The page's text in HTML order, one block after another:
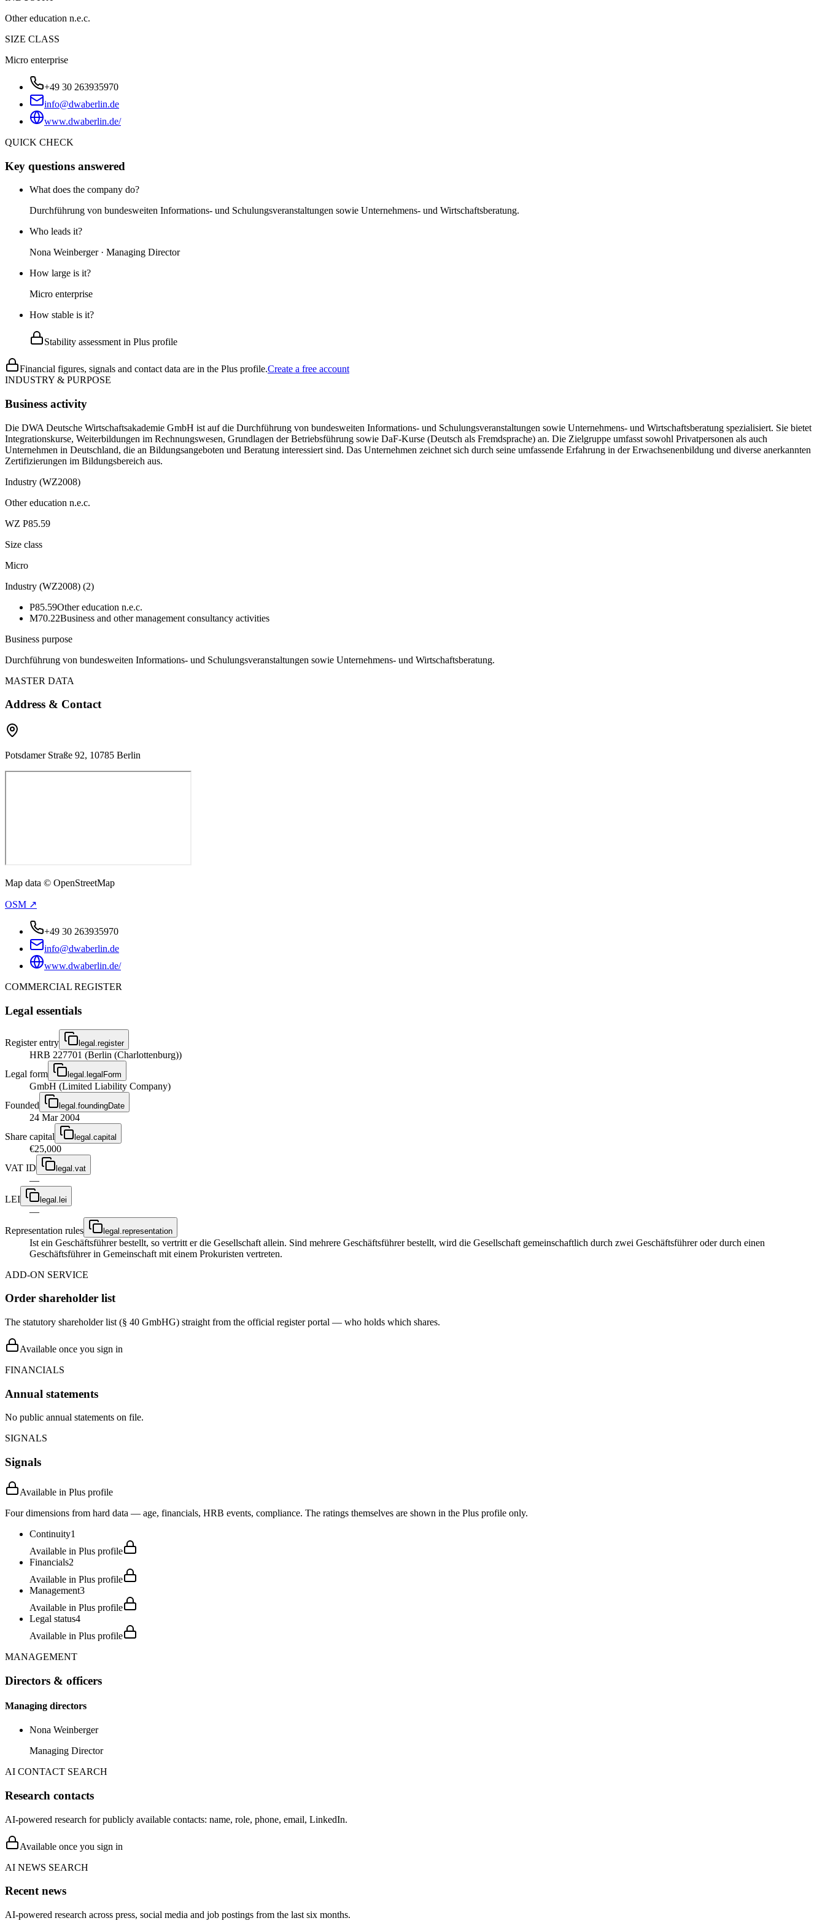
Other education n.e.c.
SIZE CLASS
Micro enterprise
+49 30 263935970
info@dwaberlin.de
www.dwaberlin.de/
QUICK CHECK
Key questions answered
What does the company do?
Durchführung von bundesweiten Informations- und Schulungsveranstaltungen sowie Unternehmens- und Wirtschaftsberatung.
Who leads it?
Nona Weinberger · Managing Director
How large is it?
Micro enterprise
How stable is it?
Stability assessment in Plus profile
Financial figures, signals and contact data are in the Plus profile.Create a free account
INDUSTRY & PURPOSE
Business activity
Die DWA Deutsche Wirtschaftsakademie GmbH ist auf die Durchführung von bundesweiten Informations- und Schulungsveranstaltungen sowie Unternehmens- und Wirtschaftsberatung spezialisiert. Sie bietet
Integrationskurse, Weiterbildungen im Rechnungswesen, Grundlagen der Betriebsführung sowie DaF-Kurse (Deutsch als Fremdsprache) an. Die Zielgruppe umfasst sowohl Privatpersonen als auch
Unternehmen in Deutschland, die an Bildungsangeboten und Beratung interessiert sind. Das Unternehmen zeichnet sich durch seine umfassende Erfahrung in der Erwachsenenbildung und diverse anerkannten
Zertifizierungen im Bildungsbereich aus.
Industry (WZ2008)
Other education n.e.c.
WZ P85.59
Size class
Micro
Industry (WZ2008) (2)
P85.59Other education n.e.c.
M70.22Business and other management consultancy activities
Business purpose
Durchführung von bundesweiten Informations- und Schulungsveranstaltungen sowie Unternehmens- und Wirtschaftsberatung.
MASTER DATA
Address & Contact
Potsdamer Straße 92, 10785 Berlin
Map data © OpenStreetMap
OSM ↗
+49 30 263935970
info@dwaberlin.de
www.dwaberlin.de/
COMMERCIAL REGISTER
Legal essentials
Register entry legal.register
HRB 227701 (Berlin (Charlottenburg))
Legal form
legal.legalForm
GmbH (Limited Liability Company)
Founded
legal.foundingDate
24 Mar 2004
Share capital
legal.capital
€25,000
VAT ID
legal.vat
—
LEI
legal.lei
—
Representation rules
legal.representation
Ist ein Geschäftsführer bestellt, so vertritt er die Gesellschaft allein. Sind mehrere Geschäftsführer bestellt, wird die Gesellschaft gemeinschaftlich durch zwei Geschäftsführer oder durch einen
Geschäftsführer in Gemeinschaft mit einem Prokuristen vertreten.
ADD-ON SERVICE
Order shareholder list
The statutory shareholder list (§ 40 GmbHG) straight from the official register portal — who holds which shares.
Available once you sign in
FINANCIALS
Annual statements
No public annual statements on file.
SIGNALS
Signals
Available in Plus profile
Four dimensions from hard data — age, financials, HRB events, compliance. The ratings themselves are shown in the Plus profile only.
Continuity1
Available in Plus profile
Financials2
Available in Plus profile
Management3
Available in Plus profile
Legal status4
Available in Plus profile
MANAGEMENT
Directors & officers
Managing directors
Nona Weinberger
Managing Director
AI CONTACT SEARCH
Research contacts
AI-powered research for publicly available contacts: name, role, phone, email, LinkedIn.
Available once you sign in
AI NEWS SEARCH
Recent news
AI-powered research across press, social media and job postings from the last six months.